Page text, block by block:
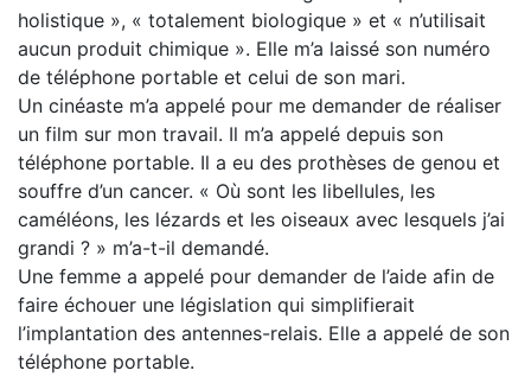
holistique », « totalement biologique » et « n’utilisait
aucun produit chimique ». Elle m’a laissé son numéro
de téléphone portable et celui de son mari.
Un cinéaste m’a appelé pour me demander de réaliser
un film sur mon travail. Il m’a appelé depuis son
téléphone portable. Il a eu des prothèses de genou et
souffre d’un cancer. « Où sont les libellules, les
caméléons, les lézards et les oiseaux avec lesquels j’ai
grandi ? » m’a-t-il demandé.
Une femme a appelé pour demander de l’aide afin de
faire échouer une législation qui simplifierait
l’implantation des antennes-relais. Elle a appelé de son
téléphone portable.